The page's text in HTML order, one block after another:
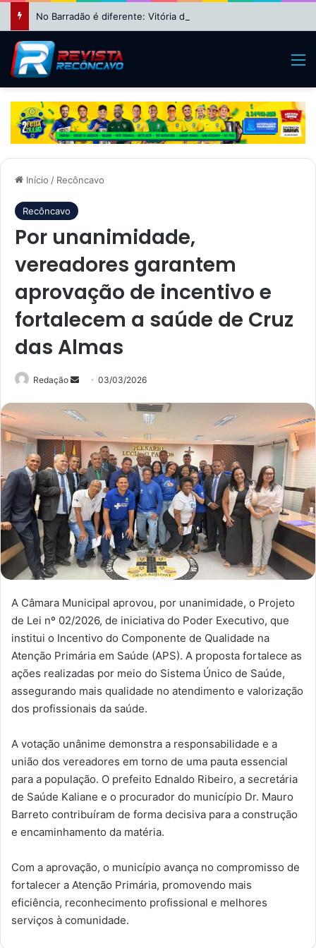
Início / Recôncavo
Recôncavo
Por unanimidade,
vereadores garantem
aprovação de incentivo e
fortalecem a saúde de Cruz
das Almas
Redação
Mande
e-
03/03/2026
A Câmara Municipal aprovou, por unanimidade, o Projeto
de Lei nº 02/2026, de iniciativa do Poder Executivo, que
institui o Incentivo do Componente de Qualidade na
Atenção Primária em Saúde (APS). A proposta fortalece as
ações realizadas por meio do Sistema Único de Saúde,
assegurando mais qualidade no atendimento e valorização
dos profissionais da saúde.
A votação unânime demonstra a responsabilidade e a
união dos vereadores em torno de uma pauta essencial
para a população. O prefeito Ednaldo Ribeiro, a secretária
de Saúde Kaliane e o procurador do município Dr. Mauro
Barreto contribuíram de forma decisiva para a construção
e encaminhamento da matéria.
Com a aprovação, o município avança no compromisso de
fortalecer a Atenção Primária, promovendo mais
eficiência, reconhecimento profissional e melhores
serviços à comunidade.